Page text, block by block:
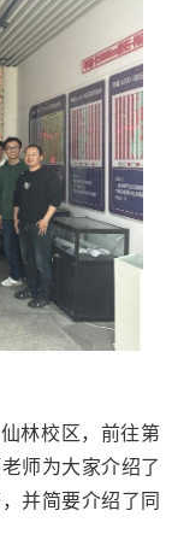
林校区，前往第
师为大家介绍了
并简要介绍了同